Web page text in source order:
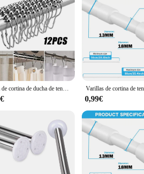
grade stainless steel, these rods offer a
but also adds a touch of elegance to your
it simple to secure the rod to your shower or
product for your clients, our shower
in various lengths, ensuring you can find
design is versatile enough to
Barra de cortina de ducha de tensión de 20 a 78 pulgadas, poste de resorte ajustable de acero inoxidable, nunca se oxida, antideslizante para baño y cocina
0,99€